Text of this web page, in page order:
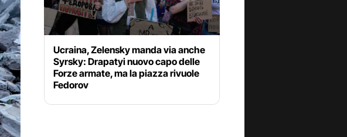
Ucraina, Zelensky manda via anche
Syrsky: Drapatyi nuovo capo delle
Forze armate, ma la piazza rivuole
Fedorov